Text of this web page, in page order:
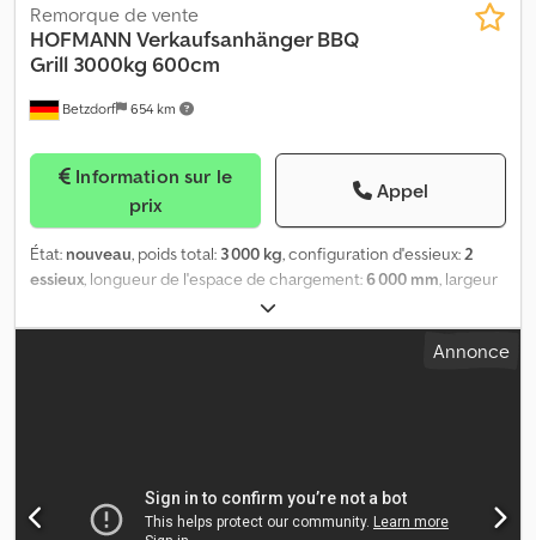
Betzdorf 654 km
Remorque de vente
HOFMANN Verkaufsanhänger BBQ
Grill 3000kg 600cm
prix
Appel
État: nouveau, poids total: 3 000 kg, configuration d'essieux:2
essieux, longueur de l'espace de chargement:6 000 mm, largeur
2 400 mm
chargement:2 300 mm, VHSP600 Foyer arrière Flammlachs BBQ
Grill L’objet présenté ici constitue un exemple de nos réalisations
faisabilité ? Envoyez-nous votre liste d’exigences ou un simple
croquis et vous recevrez une offre détaillée avec des prix
Annonce